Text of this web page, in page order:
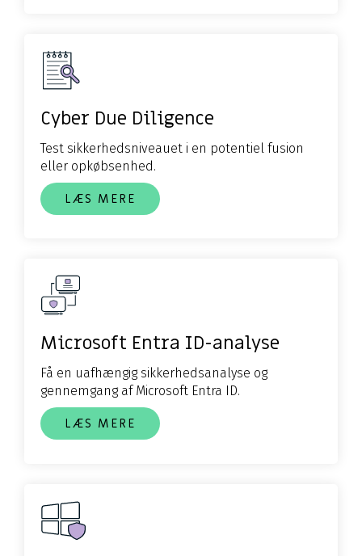
Cyber Due Diligence
Test sikkerhedsniveauet i en potentiel fusion
eller opkøbsenhed.
LÆS MERE
Microsoft Entra ID-analyse
Få en uafhængig sikkerhedsanalyse og
gennemgang af Microsoft Entra ID.
LÆS MERE